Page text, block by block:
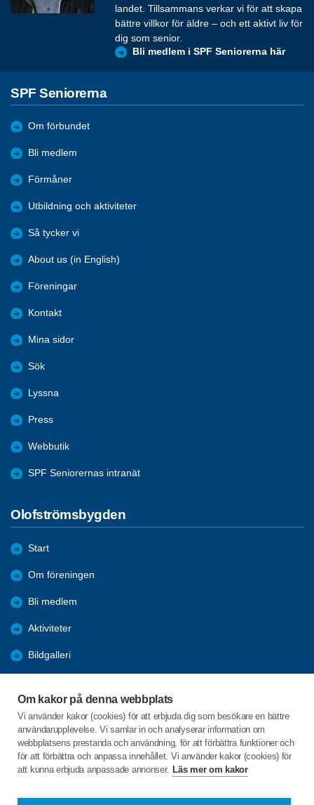
Om kakor på denna webbplats
Vi använder kakor (cookies) för att erbjuda dig som besökare en bättre
användarupplevelse. Vi samlar in och analyserar information om
webbplatsens prestanda och användning, för att förbättra funktioner och
för att förbättra och anpassa innehållet. Vi använder kakor (cookies) för
att kunna erbjuda anpassade annonser. Läs mer om kakor
landet. Tillsammans verkar vi för att skapa
bättre villkor för äldre – och ett aktivt liv för
dig som senior.
Bli medlem i SPF Seniorerna här
SPF Seniorerna
Om förbundet
Bli medlem
Förmåner
Utbildning och aktiviteter
Så tycker vi
About us (in English)
Föreningar
Kontakt
Mina sidor
Sök
Lyssna
Press
Webbutik
SPF Seniorernas intranät
Olofströmsbygden
Start
Om föreningen
Bli medlem
Aktiviteter
Bildgalleri
Rapporter
Årsmöten
C/o:Ingvar Wramsmyr